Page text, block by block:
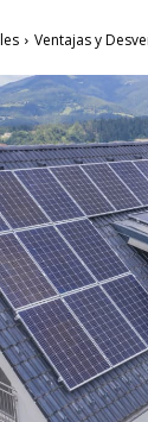
Ventajas y